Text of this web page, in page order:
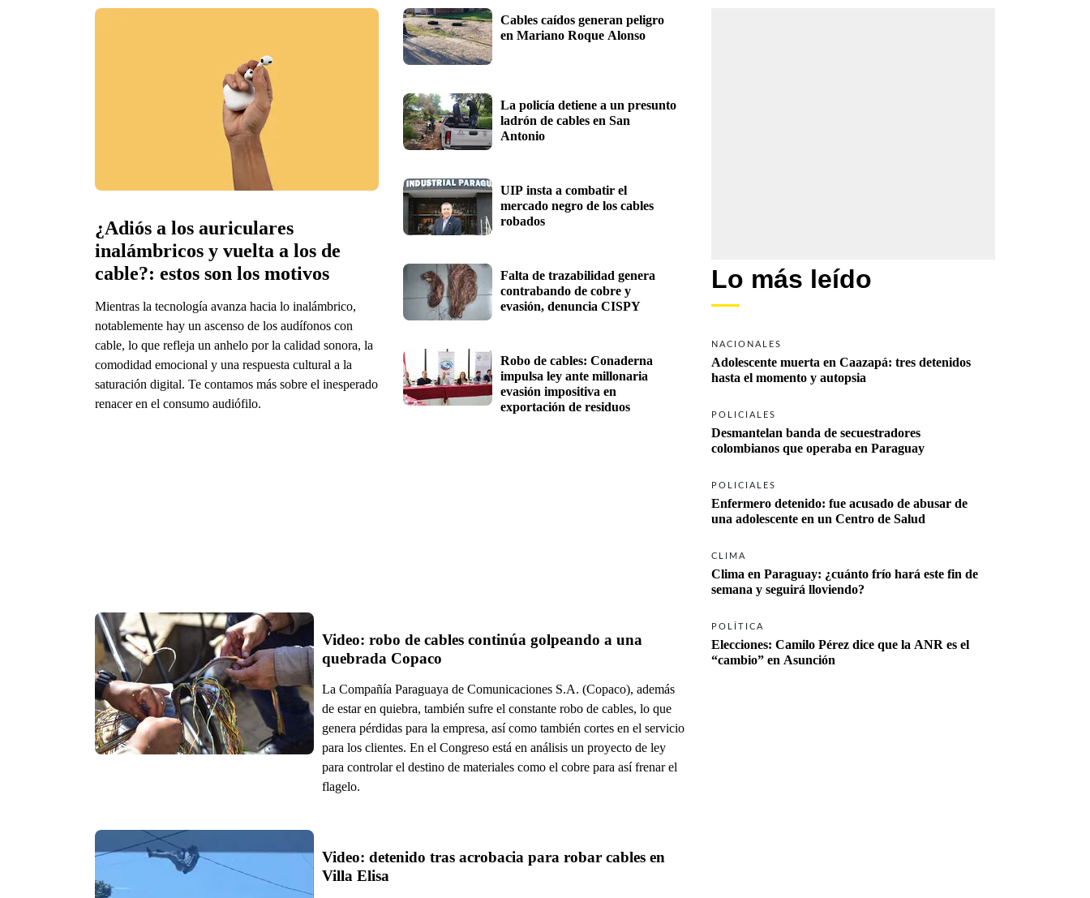
¿Adiós a los auriculares
inalámbricos y vuelta a los de
cable?: estos son los motivos
Mientras la tecnología avanza hacia lo inalámbrico,
notablemente hay un ascenso de los audífonos con
cable, lo que refleja un anhelo por la calidad sonora, la
comodidad emocional y una respuesta cultural a la
saturación digital. Te contamos más sobre el inesperado
renacer en el consumo audiófilo.
Cables caídos generan peligro
en Mariano Roque Alonso
La policía detiene a un presunto
ladrón de cables en San
Antonio
UIP insta a combatir el
mercado negro de los cables
robados
Falta de trazabilidad genera
contrabando de cobre y
evasión, denuncia CISPY
Robo de cables: Conaderna
impulsa ley ante millonaria
evasión impositiva en
exportación de residuos
Video: robo de cables continúa golpeando a una
quebrada Copaco
La Compañía Paraguaya de Comunicaciones S.A. (Copaco), además
de estar en quiebra, también sufre el constante robo de cables, lo que
genera pérdidas para la empresa, así como también cortes en el servicio
para los clientes. En el Congreso está en análisis un proyecto de ley
para controlar el destino de materiales como el cobre para así frenar el
flagelo.
Video: detenido tras acrobacia para robar cables en
Villa Elisa
Lo más leído
NACIONALES
Adolescente muerta en Caazapá: tres detenidos
hasta el momento y autopsia
POLICIALES
Desmantelan banda de secuestradores
colombianos que operaba en Paraguay
POLICIALES
Enfermero detenido: fue acusado de abusar de
una adolescente en un Centro de Salud
CLIMA
Clima en Paraguay: ¿cuánto frío hará este fin de
semana y seguirá lloviendo?
POLÍTICA
Elecciones: Camilo Pérez dice que la ANR es el